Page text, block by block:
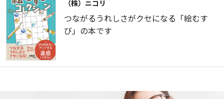
（株）ニコリ
つながるうれしさがクセになる「絵むす
び」の本です